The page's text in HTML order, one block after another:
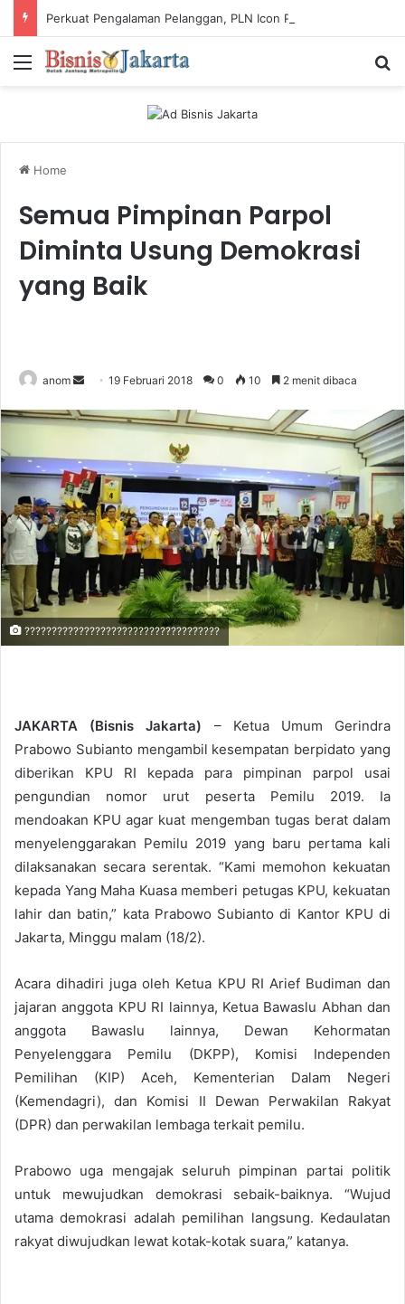
Menu
Home
Semua Pimpinan Parpol
Diminta Usung Demokrasi
yang Baik
anom
n
a
n
e
m
a
i
l
19 Februari 2018 0 10 2 menit dibaca
????????????????????????????????????
JAKARTA (Bisnis Jakarta) – Ketua Umum Gerindra
Prabowo Subianto mengambil kesempatan berpidato yang
diberikan KPU RI kepada para pimpinan parpol usai
pengundian nomor urut peserta Pemilu 2019. Ia
mendoakan KPU agar kuat mengemban tugas berat dalam
menyelenggarakan Pemilu 2019 yang baru pertama kali
dilaksanakan secara serentak. “Kami memohon kekuatan
kepada Yang Maha Kuasa memberi petugas KPU, kekuatan
lahir dan batin,” kata Prabowo Subianto di Kantor KPU di
Jakarta, Minggu malam (18/2).
Acara dihadiri juga oleh Ketua KPU RI Arief Budiman dan
jajaran anggota KPU RI lainnya, Ketua Bawaslu Abhan dan
anggota Bawaslu lainnya, Dewan Kehormatan
Penyelenggara Pemilu (DKPP), Komisi Independen
Pemilihan (KIP) Aceh, Kementerian Dalam Negeri
(Kemendagri), dan Komisi II Dewan Perwakilan Rakyat
(DPR) dan perwakilan lembaga terkait pemilu.
Prabowo uga mengajak seluruh pimpinan partai politik
untuk mewujudkan demokrasi sebaik-baiknya. “Wujud
utama demokrasi adalah pemilihan langsung. Kedaulatan
rakyat diwujudkan lewat kotak-kotak suara,” katanya.